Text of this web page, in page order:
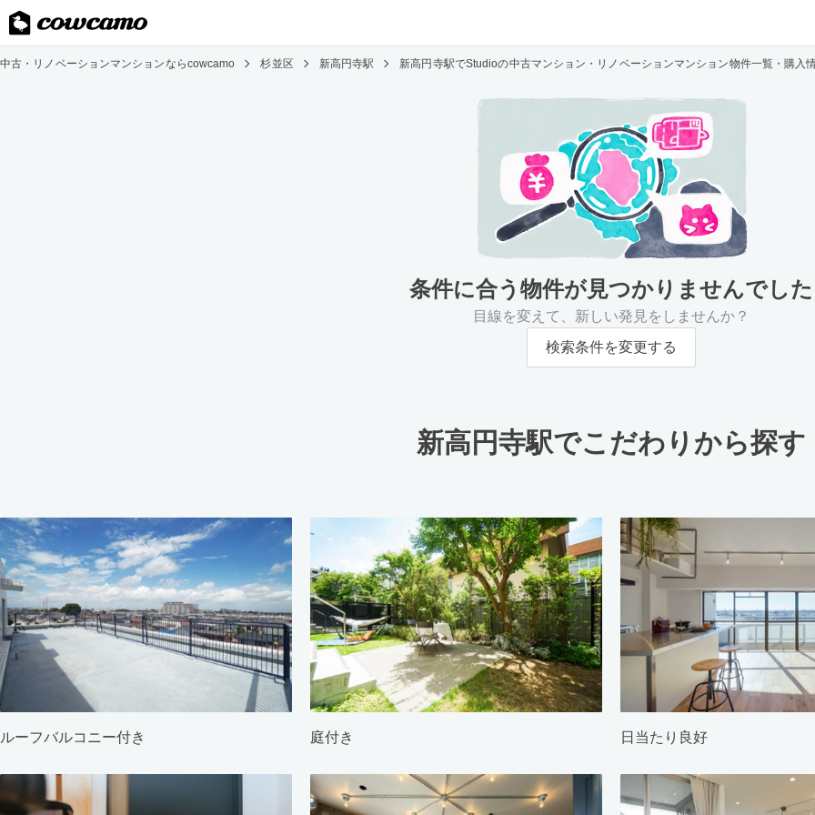
中古・リノベーションマンションならcowcamo 杉並区 新高円寺駅 新高円寺駅でStudioの中古マンション・リノベーションマンション物件一覧・購入
条件に合う物件が見つかりませんでした
目線を変えて、新しい発見をしませんか？
検索条件を変更する
新高円寺駅でこだわりから探す
ルーフバルコニー付き 庭付き 日当たり良好